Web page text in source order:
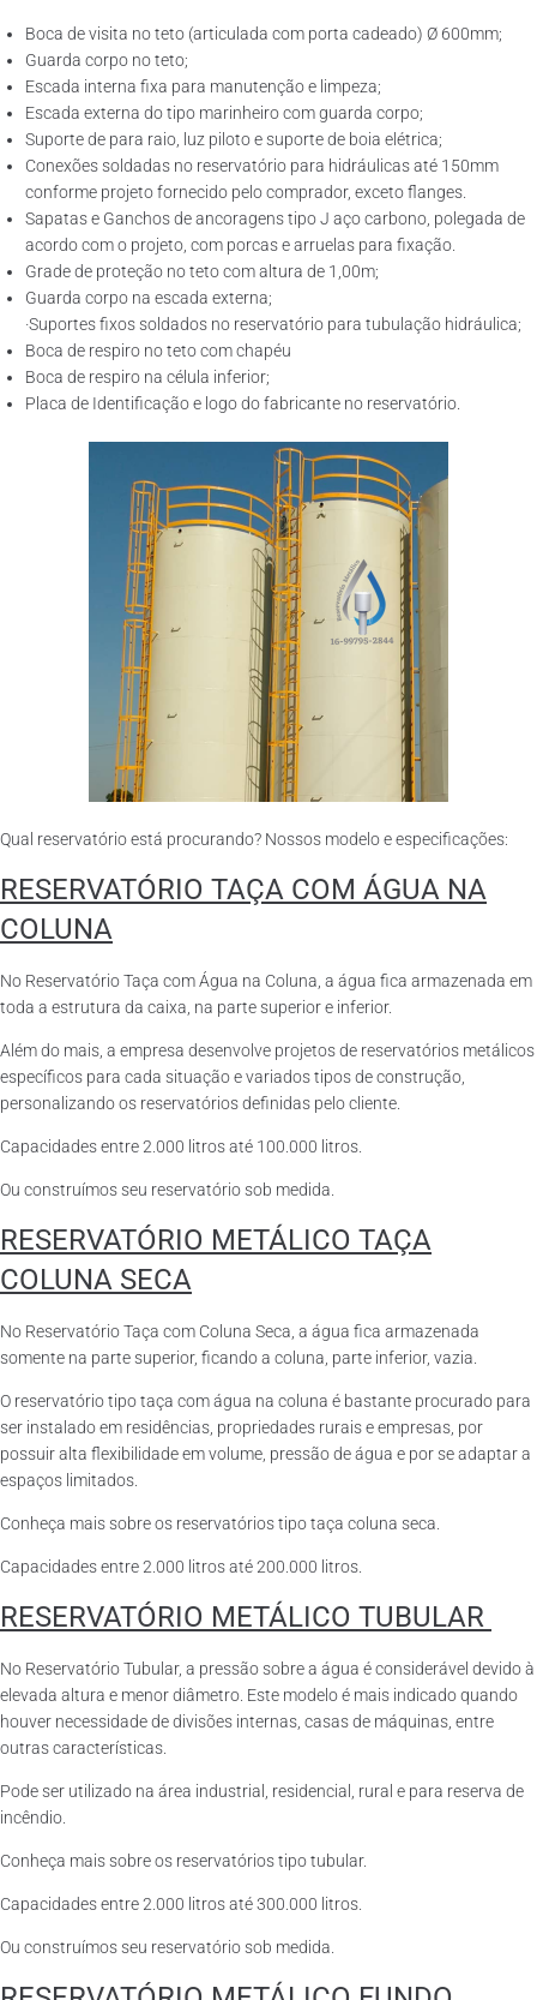
Boca de visita no teto (articulada com porta cadeado) Ø 600mm;
Guarda corpo no teto;
Escada interna fixa para manutenção e limpeza;
Escada externa do tipo marinheiro com guarda corpo;
Suporte de para raio, luz piloto e suporte de boia elétrica;
Conexões soldadas no reservatório para hidráulicas até 150mm
conforme projeto fornecido pelo comprador, exceto flanges.
Sapatas e Ganchos de ancoragens tipo J aço carbono, polegada de
acordo com o projeto, com porcas e arruelas para fixação.
Grade de proteção no teto com altura de 1,00m;
Guarda corpo na escada externa;
·Suportes fixos soldados no reservatório para tubulação hidráulica;
Boca de respiro no teto com chapéu
Boca de respiro na célula inferior;
Placa de Identificação e logo do fabricante no reservatório.
Qual reservatório está procurando? Nossos modelo e especificações:
RESERVATÓRIO TAÇA COM ÁGUA NA
COLUNA
No Reservatório Taça com Água na Coluna, a água fica armazenada em
toda a estrutura da caixa, na parte superior e inferior.
Além do mais, a empresa desenvolve projetos de reservatórios metálicos
específicos para cada situação e variados tipos de construção,
personalizando os reservatórios definidas pelo cliente.
Capacidades entre 2.000 litros até 100.000 litros.
Ou construímos seu reservatório sob medida.
RESERVATÓRIO METÁLICO TAÇA
COLUNA SECA
No Reservatório Taça com Coluna Seca, a água fica armazenada
somente na parte superior, ficando a coluna, parte inferior, vazia.
O reservatório tipo taça com água na coluna é bastante procurado para
ser instalado em residências, propriedades rurais e empresas, por
possuir alta flexibilidade em volume, pressão de água e por se adaptar a
espaços limitados.
Conheça mais sobre os reservatórios tipo taça coluna seca.
Capacidades entre 2.000 litros até 200.000 litros.
RESERVATÓRIO METÁLICO TUBULAR
No Reservatório Tubular, a pressão sobre a água é considerável devido à
elevada altura e menor diâmetro. Este modelo é mais indicado quando
houver necessidade de divisões internas, casas de máquinas, entre
outras características.
Pode ser utilizado na área industrial, residencial, rural e para reserva de
incêndio.
Conheça mais sobre os reservatórios tipo tubular.
Capacidades entre 2.000 litros até 300.000 litros.
Ou construímos seu reservatório sob medida.